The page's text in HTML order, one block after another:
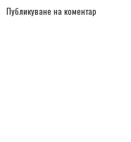
Публикуване на коментар